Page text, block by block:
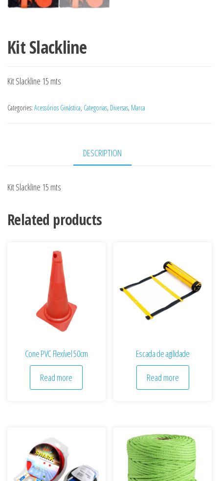
Kit Slackline
Kit Slackline 15 mts
Categories: Acessórios Ginástica, Categorias, Diversas, Marca
DESCRIPTION
Kit Slackline 15 mts
Related products
Cone PVC Flexível 50cm
Read more
Escada de agilidade
Read more